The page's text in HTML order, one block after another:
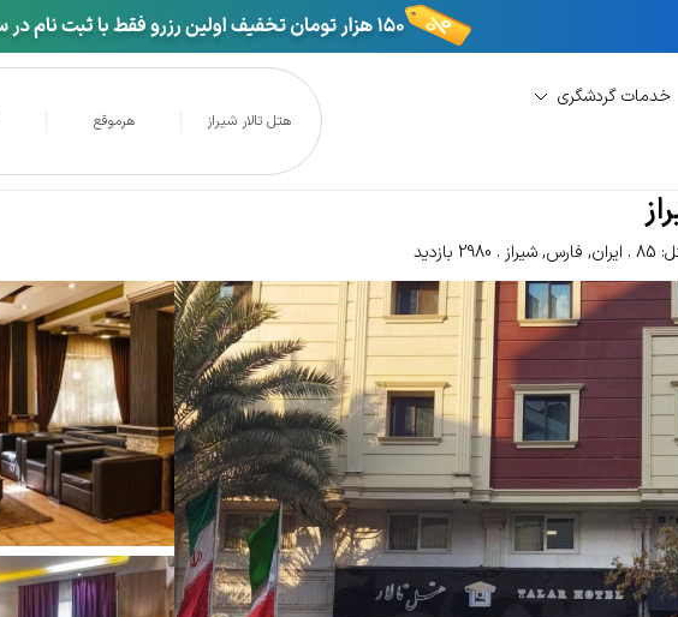
خدمات گردشگری
هتل تالار شیراز هرموقع
ایران, فارس,شیراز 2980 بازدید